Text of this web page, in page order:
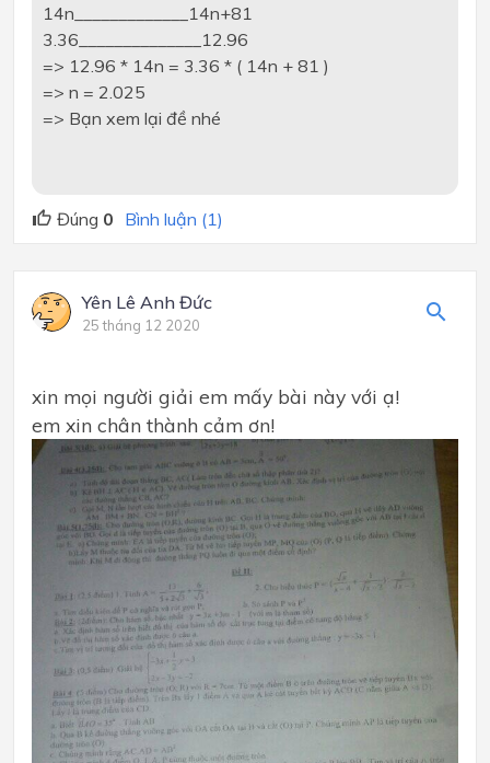
14n_____________14n+81
3.36______________12.96
=> 12.96 * 14n = 3.36 * ( 14n + 81 )
=> n = 2.025
=> Bạn xem lại đề nhé
Đúng 0 Bình luận (1)
Yên Lê Anh Đức
25 tháng 12 2020
xin mọi người giải em mấy bài này với ạ!
em xin chân thành cảm ơn!